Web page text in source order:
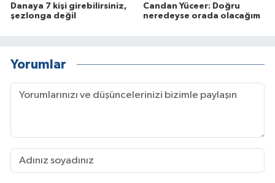
Danaya 7 kişi girebilirsiniz,
şezlonga değil
Candan Yüceer: Doğru
neredeyse orada olacağım
Yorumlar